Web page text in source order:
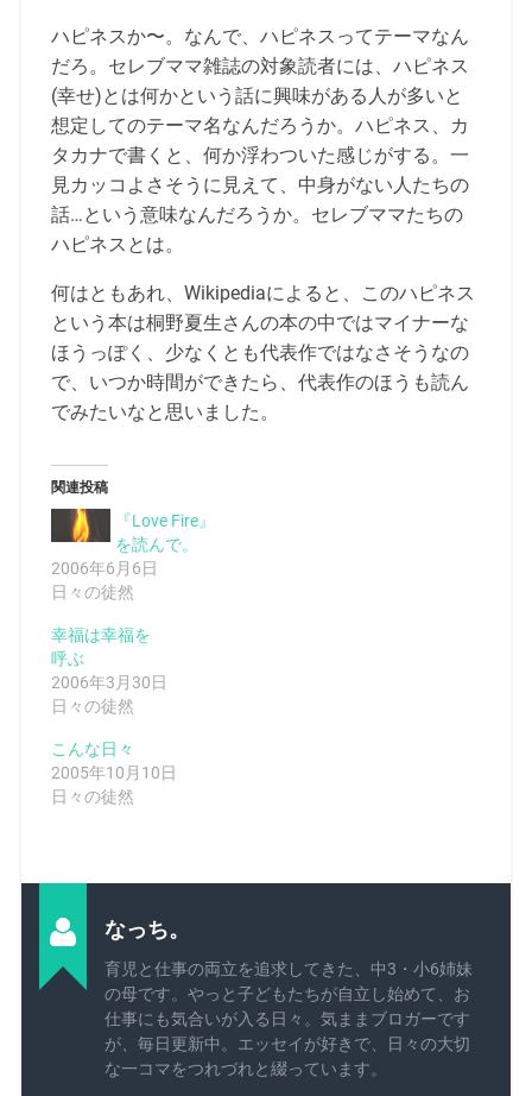
ハピネスか〜。なんで、ハピネスってテーマなん
だろ。セレブママ雑誌の対象読者には、ハピネス
(幸せ)とは何かという話に興味がある人が多いと
想定してのテーマ名なんだろうか。ハピネス、カ
タカナで書くと、何か浮わついた感じがする。一
見カッコよさそうに見えて、中身がない人たちの
話…という意味なんだろうか。セレブママたちの
ハピネスとは。
何はともあれ、Wikipediaによると、このハピネス
という本は桐野夏生さんの本の中ではマイナーな
ほうっぽく、少なくとも代表作ではなさそうなの
で、いつか時間ができたら、代表作のほうも読ん
でみたいなと思いました。
関連投稿
『Love Fire』
を読んで。
2006年6月6日
日々の徒然
幸福は幸福を
呼ぶ
2006年3月30日
日々の徒然
こんな日々
2005年10月10日
日々の徒然
なっち。
育児と仕事の両立を追求してきた、中3・小6姉妹
の母です。やっと子どもたちが自立し始めて、お
仕事にも気合いが入る日々。気ままブロガーです
が、毎日更新中。エッセイが好きで、日々の大切
な一コマをつれづれと綴っています。